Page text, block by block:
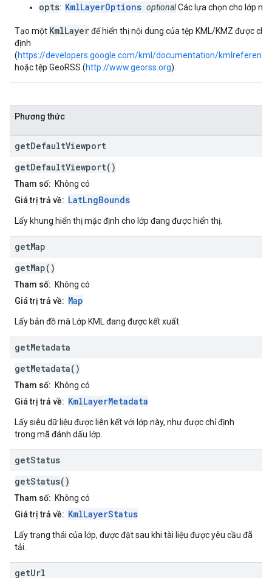
opts: KmlLayerOptions optionalCác lựa chọn cho lớp
Tạo một KmlLayerđể hiển thị nội dung của tệp KML/KMZ được chỉ
định
(https://developers.google.com/kml/documentation/kmlreference
hoặc tệp GeoRSS (http://www.georss.org).
Phương thức
getDefaultViewport
getDefaultViewport()
Tham số: Không có
Giá trị trả về: LatLngBounds
Lấy khung hiển thị mặc định cho lớp đang được hiển thị.
getMap
getMap()
Tham số: Không có
Giá trị trả về: Map
Lấy bản đồ mà Lớp KML đang được kết xuất.
getMetadata
getMetadata()
Tham số: Không có
Giá trị trả về: KmlLayerMetadata
Lấy siêu dữ liệu được liên kết với lớp này, như được chỉ định
trong mã đánh dấu lớp.
getStatus
getStatus()
Tham số: Không có
Giá trị trả về: KmlLayerStatus
Lấy trạng thái của lớp, được đặt sau khi tài liệu được yêu cầu đã
tải.
getUrl